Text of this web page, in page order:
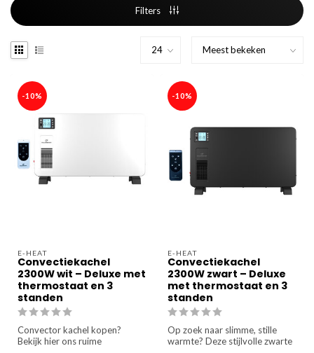
Filters
-10%
E-HEAT
Convectiekachel
2300W wit – Deluxe met
thermostaat en 3
standen
Convector kachel kopen?
Bekijk hier ons ruime
-10%
E-HEAT
Convectiekachel
2300W zwart – Deluxe
met thermostaat en 3
standen
Op zoek naar slimme, stille
warmte? Deze stijlvolle zwarte